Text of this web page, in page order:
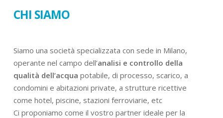
CHI SIAMO
Siamo una società specializzata con sede in Milano,
operante nel campo dell’analisi e controllo della
qualità dell’acqua potabile, di processo, scarico, a
condomini e abitazioni private, a strutture ricettive
come hotel, piscine, stazioni ferroviarie, etc
Ci proponiamo come il vostro partner ideale per la